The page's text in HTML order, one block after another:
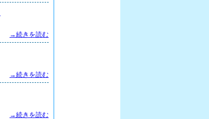
→続きを読む
→続きを読む
→続きを読む